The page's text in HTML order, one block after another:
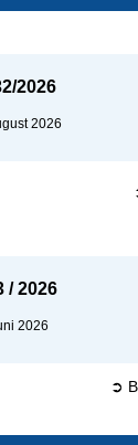
2026
2026
/ 2026
2026
➲